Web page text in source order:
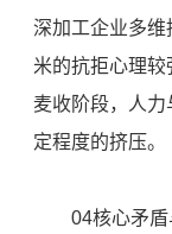
深加工企业多维
米的抗拒心理
麦收阶段，人
定程度的挤压。
04核心矛